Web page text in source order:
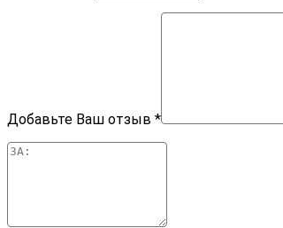
Добавьте Ваш отзыв *